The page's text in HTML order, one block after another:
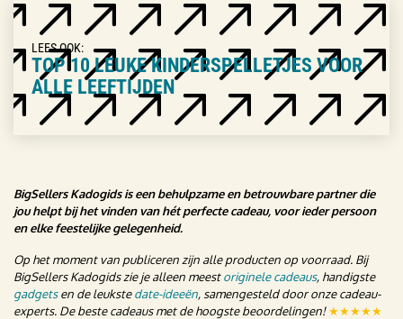
LEES OOK:
TOP 10 LEUKE KINDERSPELLETJES VOOR
ALLE LEEFTIJDEN
BigSellers Kadogids is een behulpzame en betrouwbare partner die
jou helpt bij het vinden van hét perfecte cadeau, voor ieder persoon
en elke feestelijke gelegenheid.
Op het moment van publiceren zijn alle producten op voorraad. Bij
BigSellers Kadogids zie je alleen meestoriginele cadeaus, handigste
gadgetsen de leukstedate-ideeën, samengesteld door onze cadeau-
experts. De beste cadeaus met de hoogste beoordelingen!★★★★★